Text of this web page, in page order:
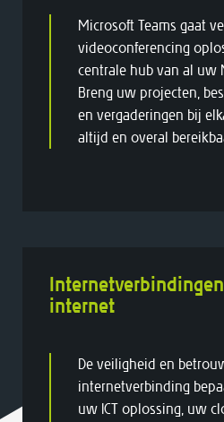
Microsoft Teams gaat
videoconferencing
centrale hub van al uw
Breng uw projecten,
en vergaderingen bij
altijd en overal
internet
De veiligheid en
internetverbinding
uw ICT oplossing, uw